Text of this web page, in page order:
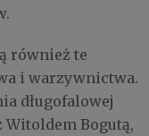
również te
i warzywnictwa.
długofalowej
Bogutą,